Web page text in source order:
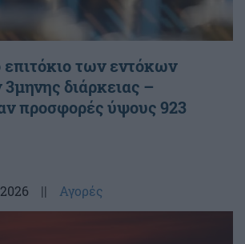
επιτόκιο των εντόκων
διάρκειας –
προσφορές ύψους 923
|| Αγορές